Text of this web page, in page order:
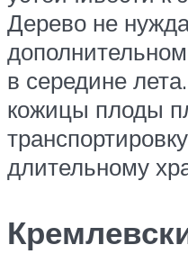
Дерево не
в середине
кожицы плоды
длительному